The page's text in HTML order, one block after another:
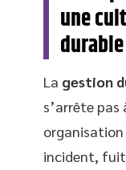
une
durable
La gestion
s’arrête pas
organisation
incident,